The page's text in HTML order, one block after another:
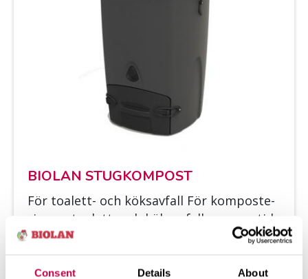
Consent Details About
BIO­LAN STUG­KOM­POST
För toa­lett- och kök­sav­fall För kom­pos­te­
ring av toa­lett- och kök­sav­fall som­mar­tid
...